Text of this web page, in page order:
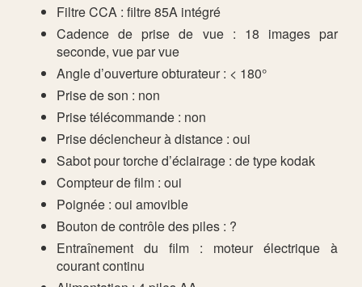
Filtre CCA : filtre 85A intégré
Cadence de prise de vue : 18 images par
seconde, vue par vue
Angle d’ouverture obturateur : < 180°
Prise de son : non
Prise télécommande : non
Prise déclencheur à distance : oui
Sabot pour torche d’éclairage : de type kodak
Compteur de film : oui
Poignée : oui amovible
Bouton de contrôle des piles : ?
Entraînement du film : moteur électrique à
courant continu